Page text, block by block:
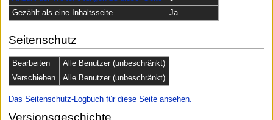
Gezählt als eine Inhaltsseite
Ja
Seitenschutz
Bearbeiten
Alle Benutzer (unbeschränkt)
Verschieben
Alle Benutzer (unbeschränkt)
Das Seitenschutz-Logbuch für diese Seite ansehen.
Versionsgeschichte